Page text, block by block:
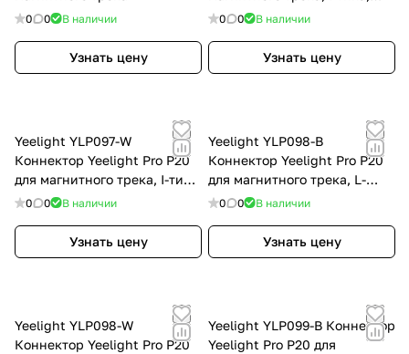
0 0 В наличии
Узнать цену
черный YLP097-B
0 0 В наличии
Узнать цену
Yeelight YLP097-W
Коннектор Yeelight Pro P20
для магнитного трека, I-типа,
белый YLP097-W
0 0 В наличии
Узнать цену
Yeelight YLP098-B
Коннектор Yeelight Pro P20
для магнитного трека, L-
типа, черный YLP098-B
0 0 В наличии
Узнать цену
Yeelight YLP098-W
Коннектор Yeelight Pro P20
Yeelight YLP099-B Коннектор
Yeelight Pro P20 для